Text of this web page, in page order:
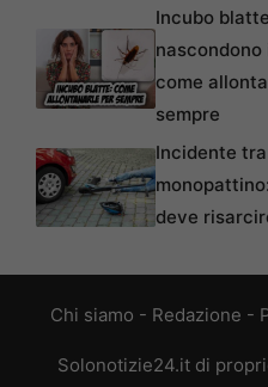
Incubo
nascondono
come
sempre
Incidente
deve
Chi siamo - Redazione -
Solonotizie24.it di